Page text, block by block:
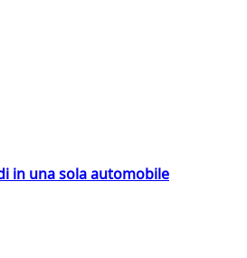
in una sola automobile